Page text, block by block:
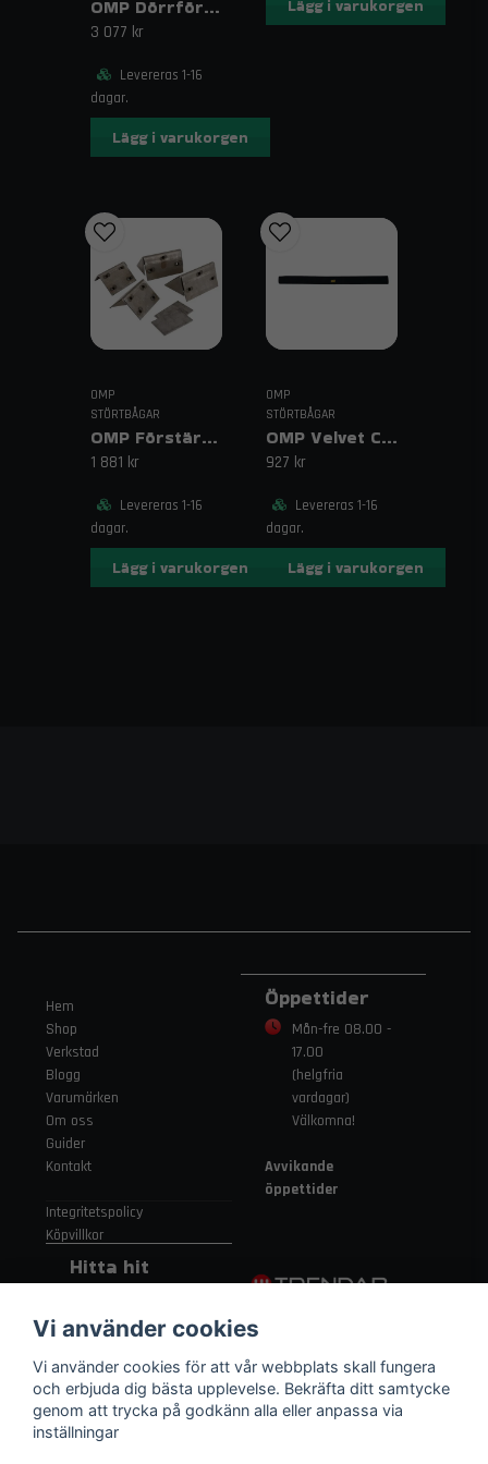
hjälmhängare burbåge, hjälmfäste bil, hjälmförvaring
OMP Dörrförstärkning
3 077 kr
Levereras 1-16
dagar.
Lägg i varukorgen
Lägg i varukorgen
OMP
STÖRTBÅGAR
OMP Förstärkningsplattor
1 881 kr
Levereras 1-16
dagar.
Lägg i varukorgen
OMP
STÖRTBÅGAR
OMP Velvet Cover X113/P
927 kr
Levereras 1-16
dagar.
Lägg i varukorgen
Hem
Shop
Verkstad
Blogg
Varumärken
Om oss
Guider
Kontakt
Integritetspolicy
Köpvillkor
Öppettider
Mån-fre 08.00 -
17.00
(helgfria
vardagar)
Välkomna!
Avvikande
öppettider
Hitta hit
Strängnäsvägen
315 155 91
Nykvarn Sverige
08 552 450 06
Vi använder cookies
Vi använder cookies för att vår webbplats skall fungera
och erbjuda dig bästa upplevelse. Bekräfta ditt samtycke
genom att trycka på godkänn alla eller anpassa via
inställningar